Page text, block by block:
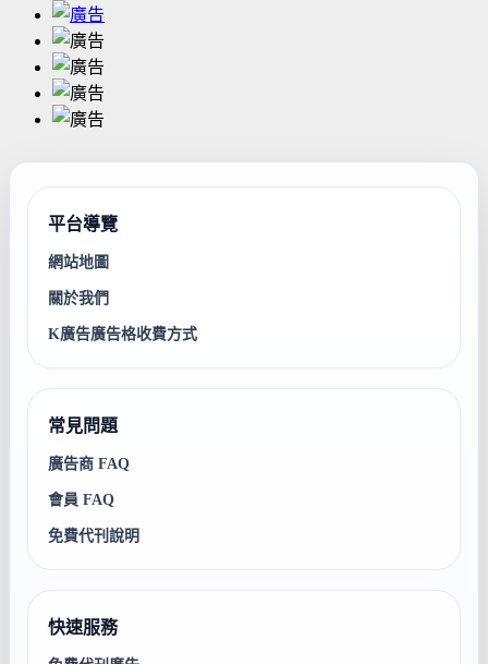
平台導覽
網站地圖
關於我們
K廣告廣告格收費方式
常見問題
廣告商 FAQ
會員 FAQ
免費代刊說明
快速服務